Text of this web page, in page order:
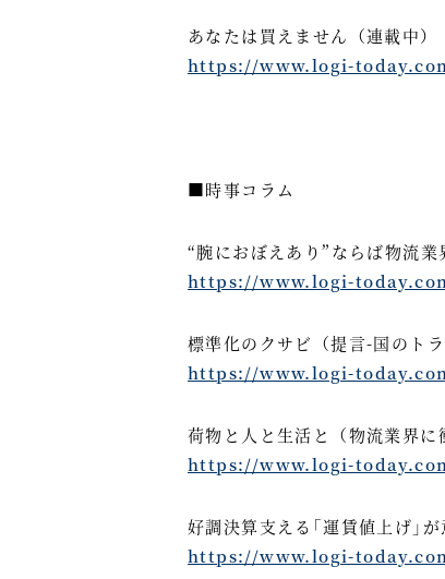
あなたは買えません（連載中）
https://www.logi-
■時事コラム
“腕におぼえあり”ならば物流業
https://www.logi-
標準化のクサビ（提言-国のト
https://www.logi-
荷物と人と生活と（物流業界に
https://www.logi-
好調決算支える｢運賃値上げ｣が
https://www.logi-